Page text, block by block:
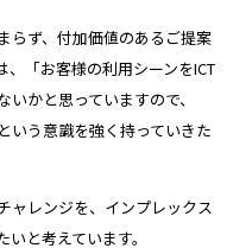
らず、付加価値のあるご提案
「お客様の利用シーンをICT
かと思っていますので、
いう意識を強く持っていきた
ャレンジを、インプレックス
と考えています。